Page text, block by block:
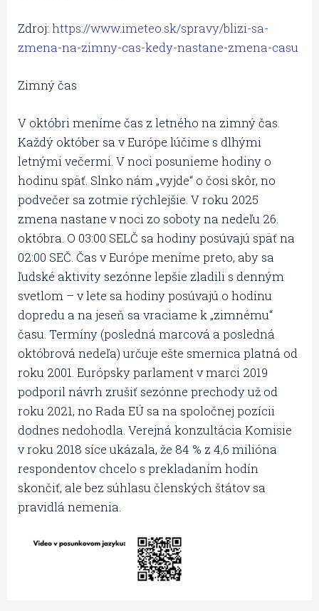
Zdroj:https://www.imeteo.sk/spravy/blizi-sa-
zmena-na-zimny-cas-kedy-nastane-zmena-casu
Zimný čas
V októbri meníme čas z letného na zimný čas.
Každý október sa v Európe lúčime s dlhými
letnými večermi. V noci posunieme hodiny o
hodinu späť. Slnko nám „vyjde“ o čosi skôr, no
podvečer sa zotmie rýchlejšie. V roku 2025
zmena nastane v noci zo soboty na nedeľu 26.
októbra. O 03:00 SELČ sa hodiny posúvajú späť na
02:00 SEČ. Čas v Európe meníme preto, aby sa
ľudské aktivity sezónne lepšie zladili s denným
svetlom – v lete sa hodiny posúvajú o hodinu
dopredu a na jeseň sa vraciame k „zimnému“
času. Termíny (posledná marcová a posledná
októbrová nedeľa) určuje ešte smernica platná od
roku 2001. Európsky parlament v marci 2019
podporil návrh zrušiť sezónne prechody už od
roku 2021, no Rada EÚ sa na spoločnej pozícii
dodnes nedohodla. Verejná konzultácia Komisie
v roku 2018 síce ukázala, že 84 % z 4,6 milióna
respondentov chcelo s prekladaním hodín
skončiť, ale bez súhlasu členských štátov sa
pravidlá nemenia.